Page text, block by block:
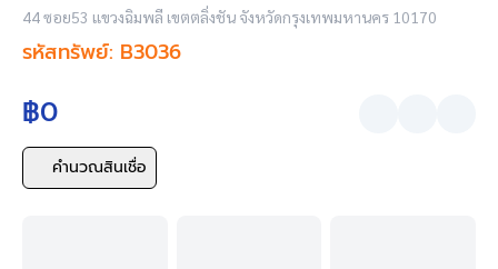
44 ซอย53 แขวงฉิมพลี เขตตลิ่งชัน จังหวัดกรุงเทพมหานคร 10170
รหัสทรัพย์: B3036
฿0
คำนวณสินเชื่อ